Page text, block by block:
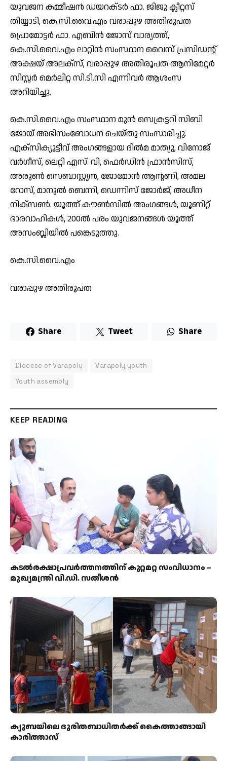
യുവജന കമ്മീഷൻ ഡയറക്‌ടർ ഫാ. ജിജു ക്ലീറ്റസ്
തിയ്യാടി, കെ.സി.വൈ.എം വരാപ്പുഴ അതിരൂപത
പ്രൊമോട്ടർ ഫാ. എബിൻ ജോസ് വാര്യത്ത്,
കെ.സി.വൈ.എം ലാറ്റിൻ സംസ്ഥാന വൈസ് പ്രസിഡന്റ്
അക്ഷയ് അലക്സ്, വരാപ്പുഴ അതിരൂപത ആനിമേറ്റർ
സിസ്റ്റർ മെർലിറ്റ സി.ടി.സി എന്നിവർ ആശംസ
അറിയിച്ചു.
കെ.സി.വൈ.എം സംസ്ഥാന മുൻ സെക്രട്ടറി സിബി
ജോയ് അഭിസംബോധന ചെയ്തു സംസാരിച്ചു.
എക്സിക്യൂട്ടീവ് അംഗങ്ങളായ ദിൽമ മാത്യു, വിനോജ്
വർഗീസ്, ലെറ്റി എസ്. വി, ഫെർഡിൻ ഫ്രാൻസിസ്,
അരുൺ സെബാസ്റ്റ്യൻ, ജോമോൻ ആന്റണി, അമല
റോസ്, മാനുൽ ബെന്നി, ഡെന്നിസ് ജോർജ്, അധീന
നിക്സൺ. യൂത്ത് കൗൺസിൽ അംഗങ്ങൾ, യൂണിറ്റ്
ഭാരവാഹികൾ, 200ൽ പരം യുവജനങ്ങൾ യൂത്ത്
അസംബ്ലിയിൽ പങ്കെടുത്തു.
കെ.സി.വൈ.എം
വരാപ്പുഴ അതിരൂപത
Share Tweet Share
Diocese of Varapoly
Varapoly youth
Youth assembly
KEEP READING
കടല്‍രക്ഷാപ്രവര്‍ത്തനത്തിന് കുറ്റമറ്റ സംവിധാനം –
മുഖ്യമന്ത്രി വി.ഡി. സതീശന്‍
ക്യൂബയിലെ ദുരിതബാധിതർക്ക് കൈത്താങ്ങായി
കാരിത്താസ്